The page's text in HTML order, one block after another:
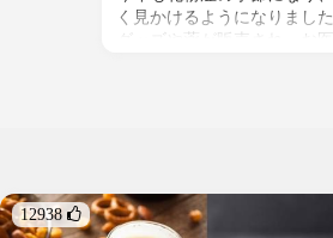
く見かけるようになりまし
グッズや薬が販売され、お
まされていました。でも2年
のあの苦悩がうそのようです
12938 